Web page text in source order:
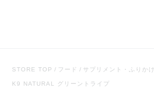
STORE TOP フード サプリメント・ふりかけ
K9 NATURAL グリーントライプ